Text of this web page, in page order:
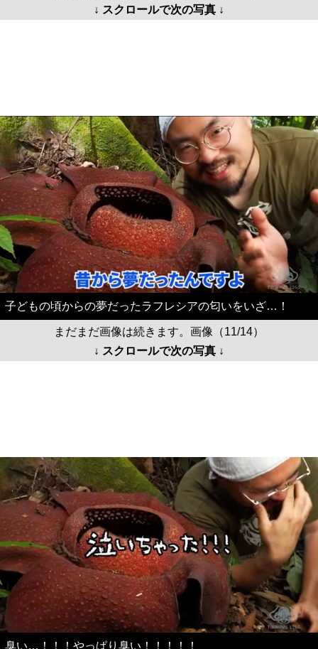
↓ スクロールで次の写真 ↓
子どもの頃からの夢だったラフレシアの匂いをいざ…！
まだまだ画像は続きます。画像（11/14）
↓ スクロールで次の写真 ↓
臭い…！！！やっぱり臭い！！！！！